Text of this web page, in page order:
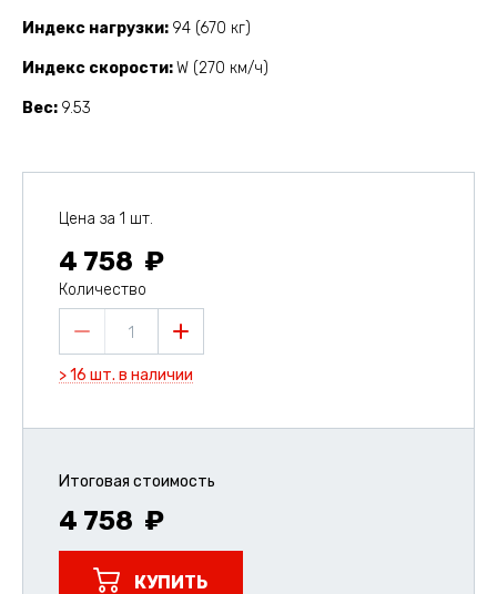
Индекс нагрузки 94 (670 кг)
Индекс скорости W (270 км/ч)
Вес 9.53
Цена за 1 шт.
4 758
Количество
1
> 16 шт. в наличии
Итоговая стоимость
4 758
КУПИТЬ